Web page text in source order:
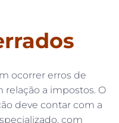
ocorrer erros de
a impostos. O
deve contar com a
com